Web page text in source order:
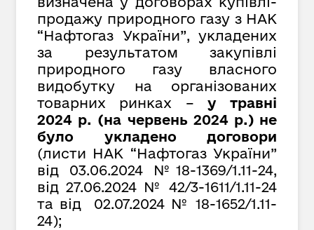
продажу природного газу з НАК
“Нафтогаз України”, укладених
за результатом закупівлі
природного газу власного
видобутку на організованих
товарних ринках – у травні
2024 р. (на червень 2024 р.) не
було укладено договори
(листи НАК “Нафтогаз України”
від 03.06.2024 №18-1369/1.11-24,
від 27.06.2024 № 42/3-1611/1.11-24
та від 02.07.2024 № 18-1652/1.11-
24);